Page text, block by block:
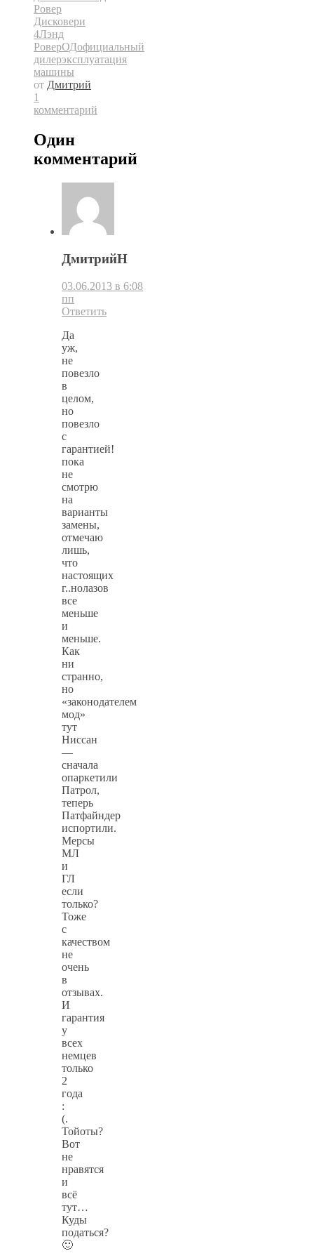
Ровер
Дисковери
4Лэнд
РоверОДофициальный
дилерэксплуатация
машины
от Дмитрий
1
комментарий
Один
комментарий
ДмитрийН
03.06.2013 в 6:08
пп
Ответить
Да
уж,
не
повезло
в
целом,
но
повезло
с
гарантией!
пока
не
смотрю
на
варианты
замены,
отмечаю
лишь,
что
настоящих
г..нолазов
все
меньше
и
меньше.
Как
ни
странно,
но
«законодателем
мод»
тут
Ниссан
—
сначала
опаркетили
Патрол,
теперь
Патфайндер
испортили.
Мерсы
МЛ
и
ГЛ
если
только?
Тоже
с
качеством
не
очень
в
отзывах.
И
гарантия
у
всех
немцев
только
2
года
:
(.
Тойоты?
Вот
не
нравятся
и
всё
тут…
Куды
податься?
🙂